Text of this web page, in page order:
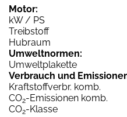
Motor:
kW / PS
Treibstoff
Hubraum
Umweltnormen:
Umweltplakette
Verbrauch und
Kraftstoffverbr. komb.
CO2-Emissionen komb.
CO2-Klasse